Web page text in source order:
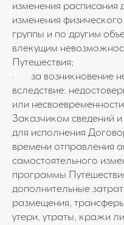
изменения расписания
изменения
группы и по другим
влекущим
Путешествия;
· за возникновение
вследствие:
или
Заказчиком сведений
для исполнения
времени отправления
самостоятельного
программы
дополнительные
размещения,
утери, утраты, кражи